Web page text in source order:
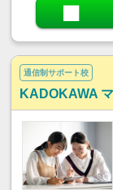
通信制サポート校
KADOKAWA